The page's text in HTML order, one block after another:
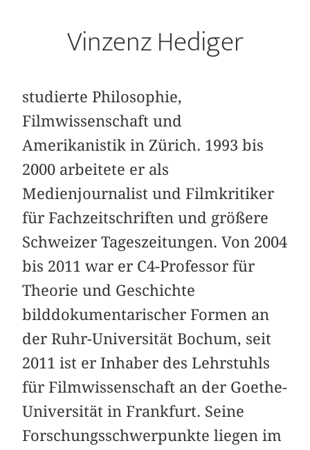
Vinzenz Hediger
studierte Philosophie,
Filmwissenschaft und
Amerikanistik in Zürich. 1993 bis
2000 arbeitete er als
Medienjournalist und Filmkritiker
für Fachzeitschriften und größere
Schweizer Tageszeitungen. Von 2004
bis 2011 war er C4-Professor für
Theorie und Geschichte
bilddokumentarischer Formen an
der Ruhr-Universität Bochum, seit
2011 ist er Inhaber des Lehrstuhls
für Filmwissenschaft an der Goethe-
Universität in Frankfurt. Seine
Forschungsschwerpunkte liegen im